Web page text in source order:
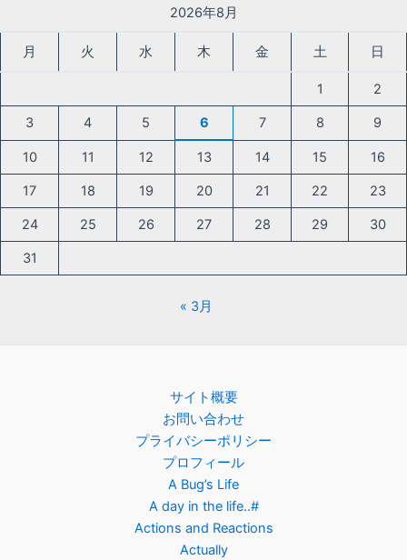
2026年8月
月 火 水 木 金 土 日
1 2
3 4 5 6 7 8 9
10 11 12 13 14 15 16
17 18 19 20 21 22 23
24 25 26 27 28 29 30
31
« 3月
サイト概要
お問い合わせ
プライバシーポリシー
プロフィール
A Bug’s Life
A day in the life..#
Actions and Reactions
Actually